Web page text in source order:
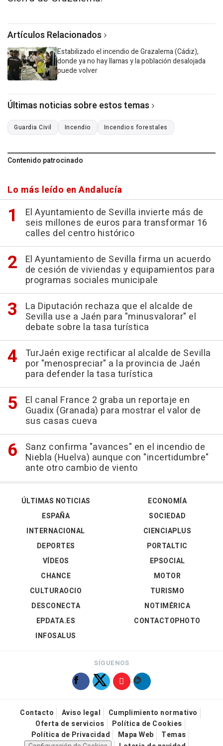
Artículos Relacionados
Estabilizado el incendio de Grazalema (Cádiz),
donde ya no hay llamas y la población desalojada
puede volver
Últimas noticias sobre estos temas
Guardia Civil Incendio Incendios forestales
Contenido patrocinado
Lo más leído en Andalucía
El Ayuntamiento de Sevilla invierte más de
seis millones de euros para transformar 16
calles del centro histórico
El Ayuntamiento de Sevilla firma un acuerdo
de cesión de viviendas y equipamientos para
programas sociales municipale
La Diputación rechaza que el alcalde de
Sevilla use a Jaén para "minusvalorar" el
debate sobre la tasa turística
TurJaén exige rectificar al alcalde de Sevilla
por "menospreciar" a la provincia de Jaén
para defender la tasa turística
El canal France 2 graba un reportaje en
Guadix (Granada) para mostrar el valor de
sus casas cueva
Sanz confirma "avances" en el incendio de
Niebla (Huelva) aunque con "incertidumbre"
ante otro cambio de viento
ÚLTIMAS NOTICIAS
ESPAÑA
INTERNACIONAL
DEPORTES
VÍDEOS
ECONOMÍA
SOCIEDAD
CIENCIAPLUS
PORTALTIC
EPSOCIAL
CHANCE
CULTURAOCIO
DESCONECTA
EPDATA.ES
INFOSALUS
MOTOR
TURISMO
NOTIMÉRICA
CONTACTOPHOTO
SÍGUENOS
Contacto Aviso legal
Cumplimiento normativo
Oferta de servicios
Política de Cookies
Política de Privacidad
Mapa Web
Temas